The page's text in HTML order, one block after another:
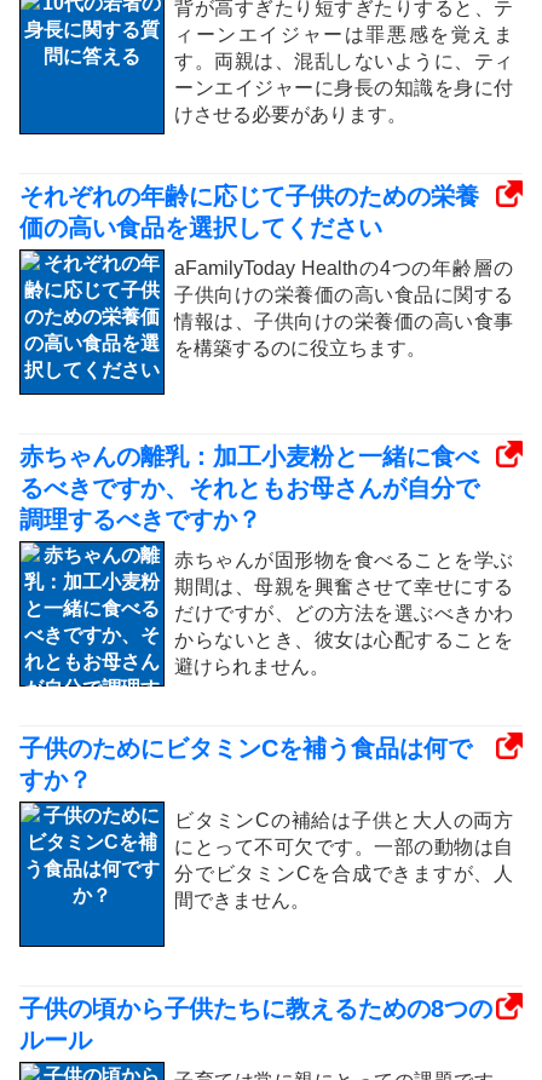
背が高すぎたり短すぎたりすると、テ
ィーンエイジャーは罪悪感を覚えま
す。両親は、混乱しないように、ティ
ーンエイジャーに身長の知識を身に付
けさせる必要があります。
それぞれの年齢に応じて子供のための栄養
価の高い食品を選択してください
aFamilyToday Healthの4つの年齢層の
子供向けの栄養価の高い食品に関する
情報は、子供向けの栄養価の高い食事
を構築するのに役立ちます。
赤ちゃんの離乳：加工小麦粉と一緒に食べ
るべきですか、それともお母さんが自分で
調理するべきですか？
赤ちゃんが固形物を食べることを学ぶ
期間は、母親を興奮させて幸せにする
だけですが、どの方法を選ぶべきかわ
からないとき、彼女は心配することを
避けられません。
子供のためにビタミンCを補う食品は何で
すか？
ビタミンCの補給は子供と大人の両方
にとって不可欠です。一部の動物は自
分でビタミンCを合成できますが、人
間できません。
子供の頃から子供たちに教えるための8つの
ルール